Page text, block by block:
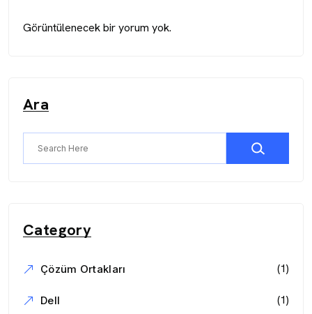
Görüntülenecek bir yorum yok.
Ara
Category
Çözüm Ortakları (1)
Dell (1)